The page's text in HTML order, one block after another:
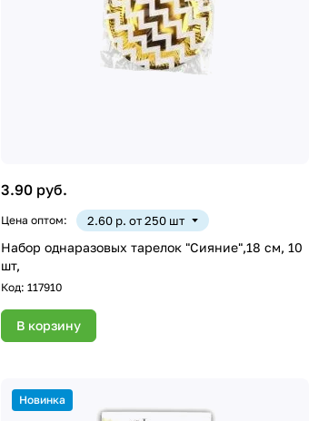
3.90 руб.
Цена оптом: 2.60 р. от 250 шт
Набор однаразовых тарелок "Сияние",18 см, 10
шт,
Код:117910
В корзину
Новинка